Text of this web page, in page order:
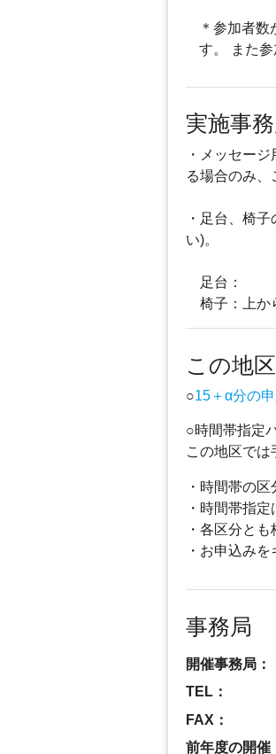
＊参加者
す。 また
実施事
・メッセー
る場合のみ、
・足台、椅
い)。
足台
椅子：
この地
○15＋α分の
○時間帯指定
この地区では
・時間帯の
・時間帯指
・各区分と
・お申込み
事務局
開催事務局：
TEL：
FAX：
前年度の開催